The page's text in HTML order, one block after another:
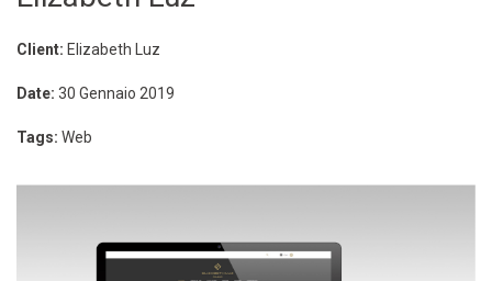
Client: Elizabeth Luz
Date: 30 Gennaio 2019
Tags: Web